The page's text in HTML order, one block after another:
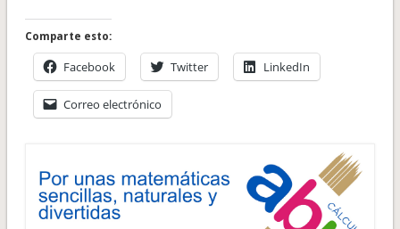
Comparte esto:
Facebook Twitter LinkedIn
Correo electrónico